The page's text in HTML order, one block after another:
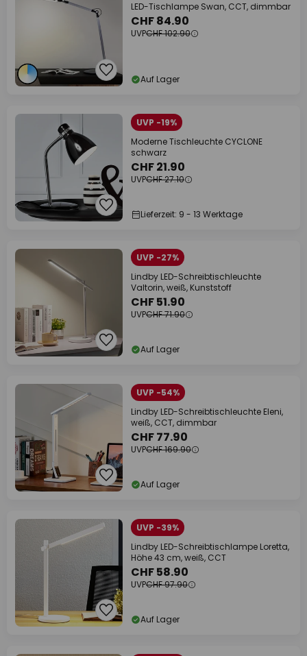
LED-Tischlampe Swan, CCT, dimmbar
CHF 84.90
UVPCHF 102.90
Auf Lager
UVP -19%
Moderne Tischleuchte CYCLONE
schwarz
CHF 21.90
UVPCHF 27.10
Lieferzeit: 9 - 13 Werktage
UVP -27%
Lindby LED-Schreibtischleuchte
Valtorin, weiß, Kunststoff
CHF 51.90
UVPCHF 71.90
Auf Lager
UVP -54%
Lindby LED-Schreibtischleuchte Eleni,
weiß, CCT, dimmbar
CHF 77.90
UVPCHF 169.90
Auf Lager
UVP -39%
Lindby LED-Schreibtischlampe Loretta,
Höhe 43 cm, weiß, CCT
CHF 58.90
UVPCHF 97.90
Auf Lager